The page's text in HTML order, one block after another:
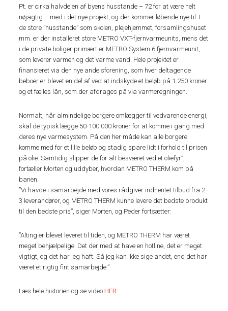
Pt. er cirka halvdelen af byens husstande – 72 for at være helt
nøjagtig – med i det nye projekt, og der kommer løbende nye til. I
de store ”husstande” som skolen, plejehjemmet, forsamlingshuset
mm. er der installeret store METRO VXT-fjernvarmeunits, mens det
i de private boliger primært er METRO System 6 fjernvarmeunit,
som leverer varmen og det varme vand. Hele projektet er
finansieret via den nye andelsforening, som hver deltagende
beboer er blevet en del af ved at indskyde et beløb på 1.250 kroner
og et fælles lån, som der afdrages på via varmeregningen.
Normalt, når almindelige borgere omlægger til vedvarende energi,
skal de typisk lægge 50-100.000 kroner for at komme i gang med
deres nye varmesystem. På den her måde kan alle borgere
komme med for et lille beløb og stadig spare lidt i forhold til prisen
på olie. Samtidig slipper de for alt besværet ved et oliefyr”,
fortæller Morten og uddyber, hvordan METRO THERM kom på
banen.
”Vi havde i samarbejde med vores rådgiver indhentet tilbud fra 2-
3 leverandører, og METRO THERM kunne levere det bedste produkt
til den bedste pris”, siger Morten, og Peder fortsætter:
”Alting er blevet leveret til tiden, og METRO THERM har været
meget behjælpelige. Det der med at have en hotline, det er meget
vigtigt, og det har jeg haft. Så jeg kan ikke sige andet, end det har
været et rigtig fint samarbejde.”
Læs hele historien og se videoHER